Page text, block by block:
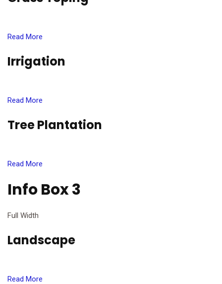
Read More
Irrigation
Read More
Tree Plantation
Read More
Info Box 3
Full Width
Landscape
Read More